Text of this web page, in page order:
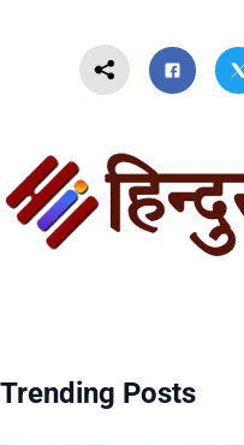
Trending Posts